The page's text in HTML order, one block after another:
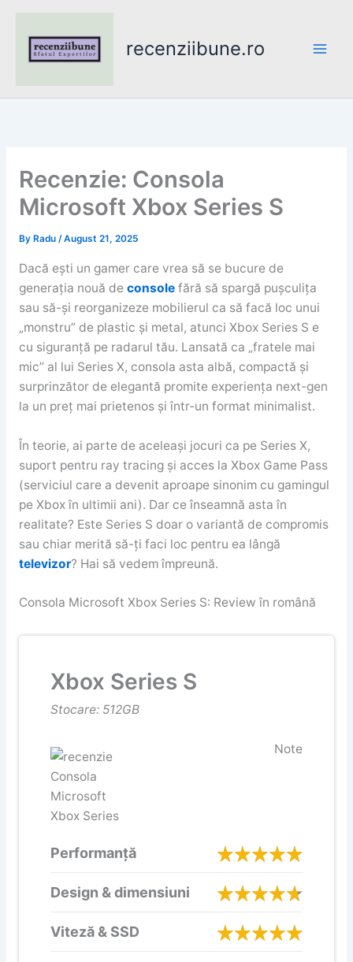
content
recenziibune.ro
Recenzie: Consola
Microsoft Xbox Series S
By Radu /August 21, 2025
Dacă ești un gamer care vrea să se bucure de
generația nouă de consolefără să spargă pușculița
sau să-și reorganizeze mobilierul ca să facă loc unui
„monstru” de plastic și metal, atunci Xbox Series S e
cu siguranță pe radarul tău. Lansată ca „fratele mai
mic” al lui Series X, consola asta albă, compactă și
surprinzător de elegantă promite experiența next-gen
la un preț mai prietenos și într-un format minimalist.
În teorie, ai parte de aceleași jocuri ca pe Series X,
suport pentru ray tracing și acces la Xbox Game Pass
(serviciul care a devenit aproape sinonim cu gamingul
pe Xbox în ultimii ani). Dar ce înseamnă asta în
realitate? Este Series S doar o variantă de compromis
sau chiar merită să-ți faci loc pentru ea lângă
televizor? Hai să vedem împreună.
Consola Microsoft Xbox Series S: Review în română
Xbox Series S
Stocare: 512GB
Note
Performanță
Design & dimensiuni
Viteză & SSD